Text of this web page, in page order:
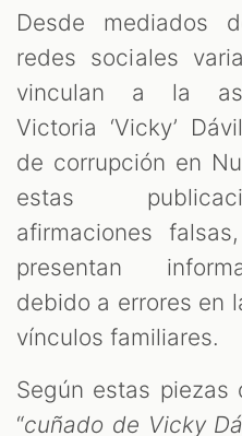
Desde mediados
redes sociales
vinculan a la
Victoria ‘Vicky’
de corrupción en
estas
afirmaciones
presentan
debido a errores en
vínculos familiares.
Según estas piezas
“cuñado de Vicky